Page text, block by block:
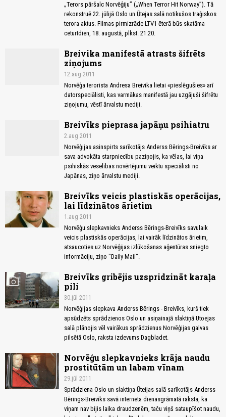
„Terors pāršalc Norvēģiju” („When Terror Hit Norway”). Tā
rekonstruē 22. jūlijā Oslo un Ūtejas salā notikušos traģiskos
terora aktus. Filmas pirmizrāde LTV1 ēterā būs skatāma
ceturtdien, 18. augustā, plkst. 21:20.
Breivika manifestā atrasts šifrēts
ziņojums
12.aug 2011
Norvēģa terorista Andresa Breivika lietai «pieslēgušies» arī
datorspeciālisti, kas varmākas manifestā jau uzgājuši šifrētu
ziņojumu, vēstī ārvalstu mediji.
Breivīks pieprasa japāņu psihiatru
2.aug 2011
Norvēģijas asinspirts sarīkotājs Anderss Bērings-Breivīks ar
sava advokāta starpniecību paziņojis, ka vēlas, lai viņa
psihiskās veselības novērtējumu veiktu speciālisti no
Japānas, ziņo ārvalstu mediji.
Breivīks veicis plastiskās operācijas,
lai līdzinātos ārietim
1.aug 2011
Norvēģu slepkavnieks Anderss Bērings-Breivīks savulaik
veicis plastiskās operācijas, lai vairāk līdzinātos ārietim,
atsaucoties uz Norvēģijas izlūkošanas aģentūras sniegto
informāciju, ziņo "Daily Mail".
photo_camera
Breivīks gribējis uzspridzināt karaļa
pili
30.jūl 2011
Norvēģijas slepkava Anderss Bērings - Breivīks, kurš tiek
apsūdzēts sprādzienos Oslo un asiņainajā slaktiņā Utoejas
salā plānojis vēl vairākus sprādzienus Norvēģijas galvas
pilsētā Oslo, raksta izdevums Dagbladet.
Norvēģu slepkavnieks krāja naudu
prostitūtām un labam vīnam
29.jūl 2011
Sprādziena Oslo un slaktiņa Ūteijas salā sarīkotājs Anderss
Bērings-Breivīks savā interneta dienasgrāmatā raksta, ka
viņam nav bijis laika draudzenēm, taču viņš sataupīšot naudu,